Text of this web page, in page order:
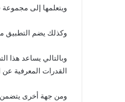
ويتعلمها إلى مجموعة
وكذلك يضم التطبيق مايزيد عن 500 مفردة جديدة مرفقة بالصورة التي توضحها
وبالتالي يساعد هذا
القدرات المعرفية عن
ومن جهة أخرى يتضمن